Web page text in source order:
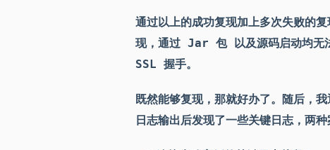
通过以上的成功复现加上多次失败
现，通过 Jar 包 以及源码启动均无
SSL 握手。
既然能够复现，那就好办了。随后，
日志输出后发现了一些关键日志，两